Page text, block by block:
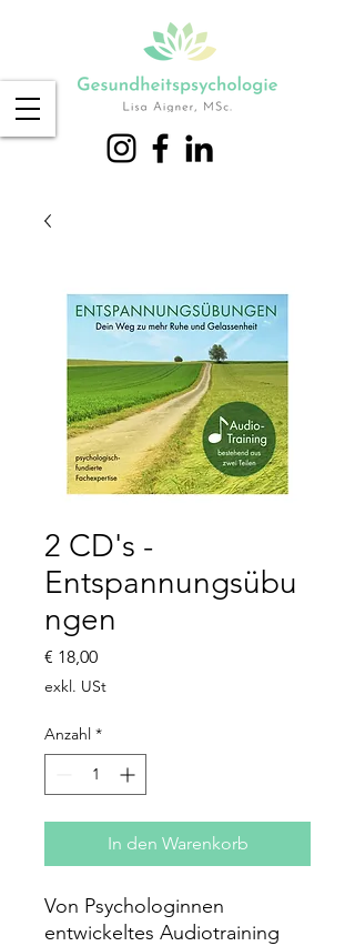
2 CD's -
Entspannungsübu
ngen
€ 18,00Preis
exkl. USt
Anzahl *
In den Warenkorb
Von Psychologinnen
entwickeltes Audiotraining